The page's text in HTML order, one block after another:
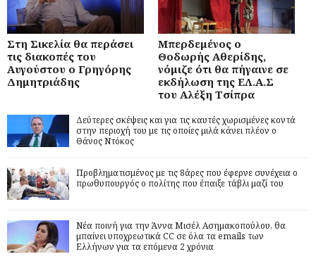
Στη Σικελία θα περάσει
τις διακοπές του
Αυγούστου ο Γρηγόρης
Δημητριάδης
Μπερδεμένος ο
Θοδωρής Αθερίδης,
νόμιζε ότι θα πήγαινε σε
εκδήλωση της ΕΛ.Α.Σ
του Αλέξη Τσίπρα
Δεύτερες σκέψεις και για τις καυτές χωρισμένες κοντά
στην περιοχή του με τις οποίες μιλά κάνει πλέον ο
Θάνος Ντόκος
Προβληματισμένος με τις 8άρες που έφερνε συνέχεια ο
πρωθυπουργός ο πολίτης που έπαιξε τάβλι μαζί του
Νέα ποινή για την Άννα Μισέλ Ασημακοπούλου, θα
μπαίνει υποχρεωτικά CC σε όλα τα emails των
Ελλήνων για τα επόμενα 2 χρόνια